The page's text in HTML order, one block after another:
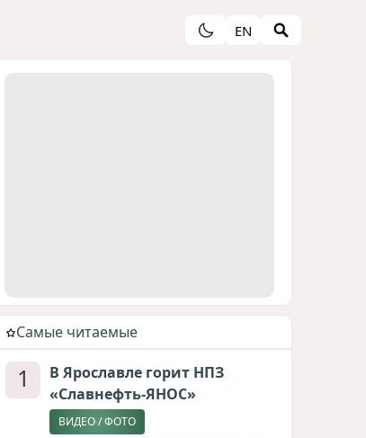
EN
Cамые читаемые
1
В Ярославле горит НПЗ
«Славнефть-ЯНОС»
ВИДЕО / ФОТО